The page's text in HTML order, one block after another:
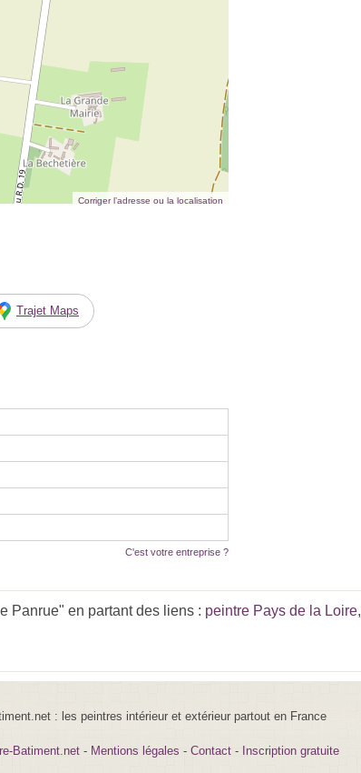
Corriger l’adresse ou la localisation
Trajet Maps
C'est votre entreprise ?
Panrue" en partant des liens : peintre Pays de la Loire,
: les peintres intérieur et extérieur partout en France
Batiment.net - Mentions légales - Contact- Inscription gratuite